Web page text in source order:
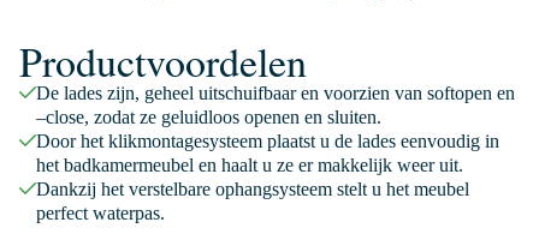
Productvoordelen
De lades zijn, geheel uitschuifbaar en voorzien van softopen en
–close, zodat ze geluidloos openen en sluiten.
Door het klikmontagesysteem plaatst u de lades eenvoudig in
het badkamermeubel en haalt u ze er makkelijk weer uit.
Dankzij het verstelbare ophangsysteem stelt u het meubel
perfect waterpas.